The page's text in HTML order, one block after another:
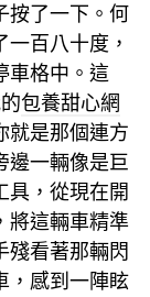
按了一下。何
百八十度，
車格中。這
包養甜心網
就是那個連方
邊一輛像是巨
具，從現在開
將這輛車精準
殘看著那輛閃
，感到一陣眩